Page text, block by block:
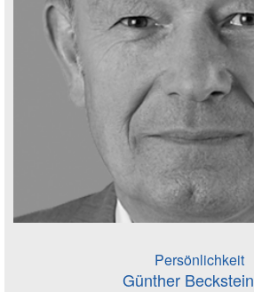
Persönlichkeit
Günther Beckstein